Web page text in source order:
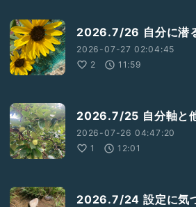
2026.7/26 自分に潜
2026-07-27 02:04:45
2
11:59
2026.7/25 自分軸と
2026-07-26 04:47:20
1
12:01
2026.7/24 設定に気